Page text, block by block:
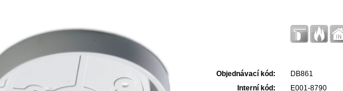
Objednávací kód:
DB861
Interní kód:
E001-8790